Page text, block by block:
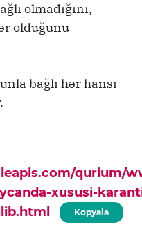
olmadığını,
olduğunu
bağlı hər hansı
qurium/
xususi-
Kopyala